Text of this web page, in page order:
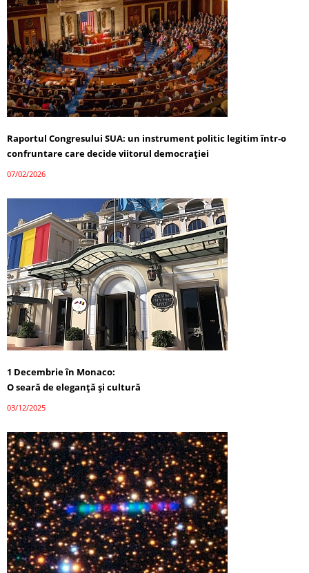
Raportul Congresului SUA: un instrument politic legitim într-o
confruntare care decide viitorul democrației
07/02/2026
1 Decembrie în Monaco:
O seară de eleganță și cultură
03/12/2025